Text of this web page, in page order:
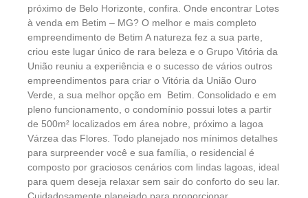
próximo de Belo Horizonte, confira. Onde encontrar Lotes
à venda em Betim – MG? O melhor e mais completo
empreendimento de Betim A natureza fez a sua parte,
criou este lugar único de rara beleza e o Grupo Vitória da
União reuniu a experiência e o sucesso de vários outros
empreendimentos para criar o Vitória da União Ouro
Verde, a sua melhor opção em Betim. Consolidado e em
pleno funcionamento, o condomínio possui lotes a partir
de 500m² localizados em área nobre, próximo a lagoa
Várzea das Flores. Todo planejado nos mínimos detalhes
para surpreender você e sua família, o residencial é
composto por graciosos cenários com lindas lagoas, ideal
para quem deseja relaxar sem sair do conforto do seu lar.
Cuidadosamente planejado para proporcionar